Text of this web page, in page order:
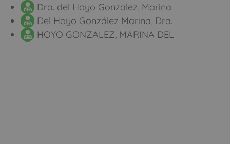
Dra. del Hoyo Gonzalez, Marina
Del Hoyo González Marina, Dra.
HOYO GONZALEZ, MARINA DEL